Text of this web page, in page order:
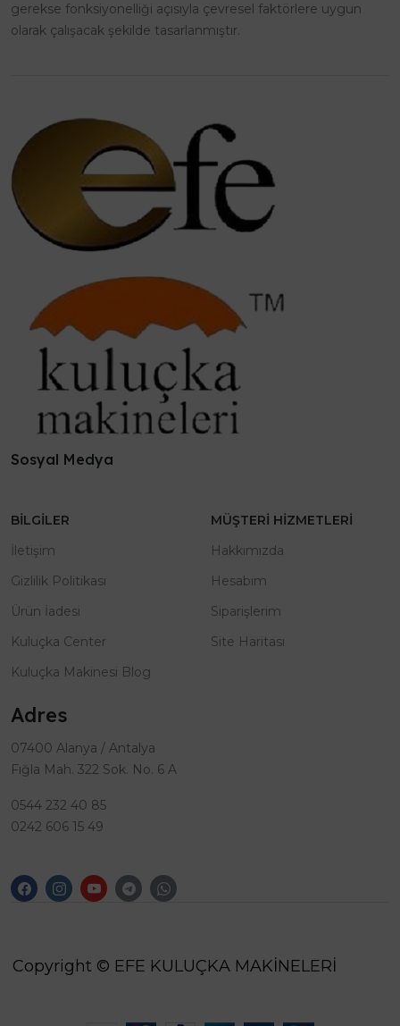
gerekse fonksiyonelliği açısıyla çevresel faktörlere uygun
olarak çalışacak şekilde tasarlanmıştır.
Sosyal Medya
BILGILER
İletişim
Gizlilik Politikası
Ürün İadesi
Kuluçka Center
Kuluçka Makinesi Blog
MÜŞTERI HIZMETLERI
Hakkımızda
Hesabım
Siparişlerim
Site Haritası
Adres
07400 Alanya / Antalya
Fığla Mah. 322 Sok. No. 6 A
0544 232 40 85
0242 606 15 49
Copyright © EFE KULUÇKA MAKİNELERİ